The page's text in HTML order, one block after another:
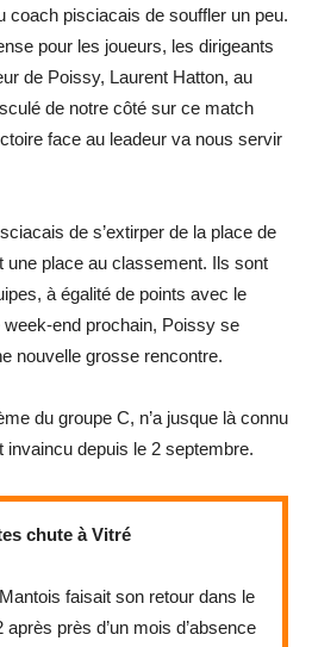
coach pisciacais de souffler un peu.
pour les joueurs, les dirigeants
de Poissy, Laurent Hatton, au
de notre côté sur ce match
face au leadeur va nous servir
de s’extirper de la place de
une place au classement. Ils sont
à égalité de points avec le
end prochain, Poissy se
nouvelle grosse rencontre.
du groupe C, n’a jusque là connu
invaincu depuis le 2 septembre.
chute à Vitré
faisait son retour dans le
près d’un mois d’absence